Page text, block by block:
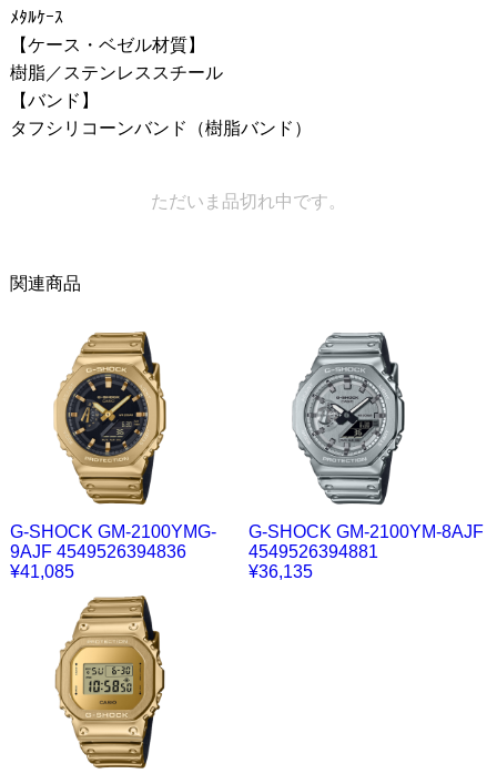
ﾒﾀﾙｹｰｽ
【ケース・ベゼル材質】
樹脂／ステンレススチール
【バンド】
タフシリコーンバンド（樹脂バンド）
ただいま品切れ中です。
関連商品
G-SHOCK GM-2100YMG-
9AJF 4549526394836
¥41,085
G-SHOCK GM-2100YM-8AJF
4549526394881
¥36,135